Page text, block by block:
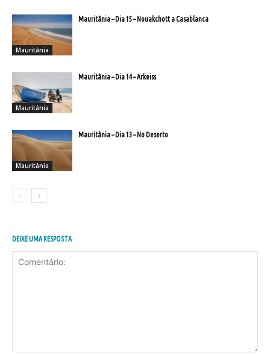
Mauritânia
Mauritânia – Dia 15 – Nouakchott a Casablanca
Mauritânia
Mauritânia – Dia 14 – Arkeiss
Mauritânia
Mauritânia – Dia 13 – No Deserto
DEIXE UMA RESPOSTA